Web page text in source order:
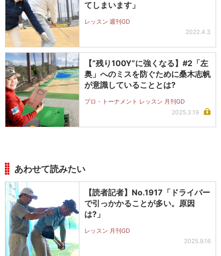
てしまいます」
レッスン 週刊GD
2022.4.3
【“残り100Y”に強くなる】#2「左
奥」へのミスを防ぐために桑木志帆
が意識していることとは?
プロ・トーナメント レッスン 月刊GD
2025.3.19
あわせて読みたい
【読者記者】No.1917「ドライバー
で引っかかることが多い。原因
は?」
レッスン 月刊GD
2025.9.16